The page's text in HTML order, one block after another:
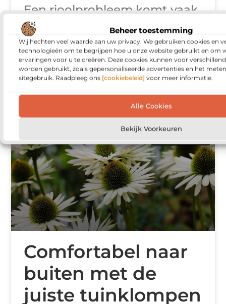
Beheer toestemming
Wij hechten veel waarde aan uw privacy. We gebruiken cookies en
technologieën om te begrijpen hoe u onze website gebruikt en om
ervaringen voor u te creëren. Deze cookies kunnen voor
worden gebruikt, zoals gepersonaliseerde advertenties en het
sitegebruik. Raadpleeg ons [cookiebeleid] voor meer informatie.
Alle Cookies
Bekijk Voorkeuren
Een rioolprobleem komt vaak
onverwacht en verstoort
direct jouw dag. Met een
rioleringsbedrijf krijg je snel
inzicht in wat er speelt, van
een hardnekkige verstopping
Comfortabel naar
buiten met de
juiste tuinklompen